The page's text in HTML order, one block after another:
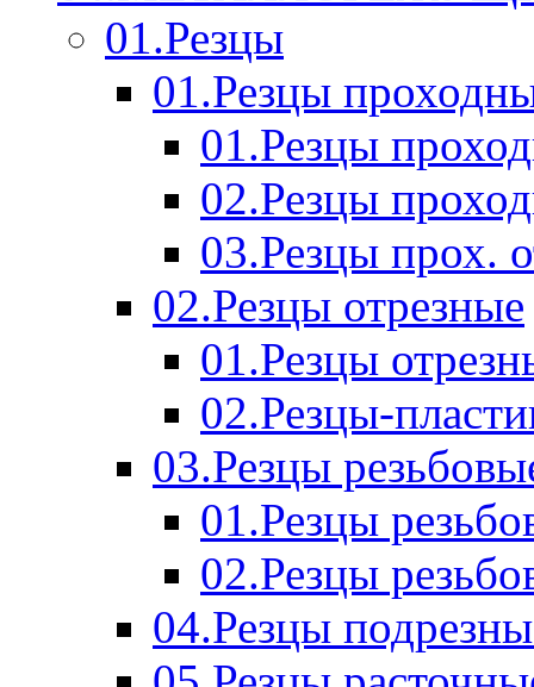
01.Резцы
01.Резцы
01.Резцы
02.Резцы
03.Резцы прох.
02.Резцы отрезные
01.Резцы
02.Резцы-
03.Резцы
01.Резцы
02.Резцы
04.Резцы